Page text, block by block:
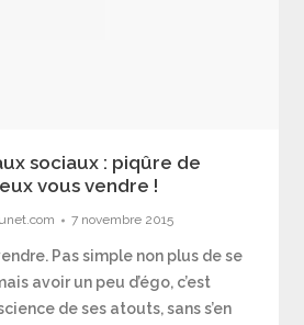
sociaux : piqûre de
vous vendre !
7 novembre 2015
Pas simple non plus de se
avoir un peu d’égo, c’est
de ses atouts, sans s’en